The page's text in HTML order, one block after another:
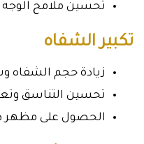
تحسين ملامح
تكبير الشفاه
زيادة حجم الشفاه
تحسين التناسق
الحصول على مظهر